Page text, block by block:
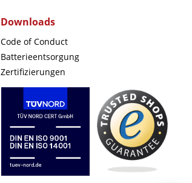
Downloads
Code of Conduct
Batterieentsorgung
Zertifizierungen